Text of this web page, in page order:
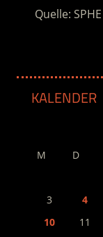
Quelle: SPHE
KALENDER
M D
3
4
10
11